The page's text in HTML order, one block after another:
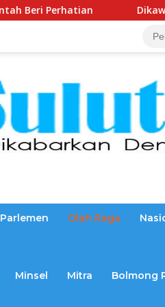
Dikawal Sejak 2025,
Parlemen Olah Raga
Minsel Mitra Bolmong